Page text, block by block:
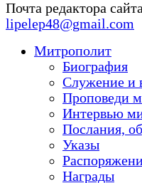
Почта редактора
lipelep48@gmail.com
Митрополит
Биография
Служение и
Проповеди
Интервью
Послания,
Указы
Награды